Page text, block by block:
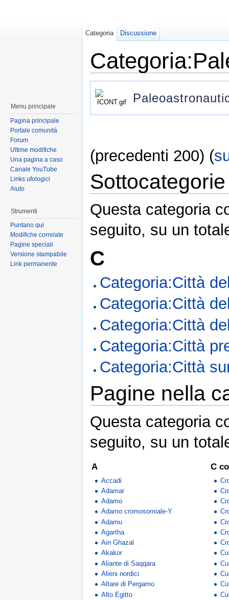
(precedenti 200) (
Sottocategorie
Questa categoria
seguito, su un
C
Categoria:Città
Categoria:Città
Categoria:Città
Categoria:Città
Categoria:Città
Pagine nella
Questa categoria
seguito, su un
A
Accadi
Adamar
Adamo
Adamo cromosomiale-Y
Adamu
Agartha
Ain Ghazal
Akakor
Aliante di Saqqara
Alieni nordici
Altare di Pergamo
Alto Egitto
C
Categoria Discussione
Menu principale
Pagina principale
Portale comunità
Forum
Ultime modifiche
Una pagina a caso
Canale YouTube
Links ufologici
Aiuto
Strumenti
Puntano qui
Modifiche correlate
Pagine speciali
Versione stampabile
Link permanente